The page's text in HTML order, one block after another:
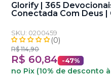
Glorify | 365
Conectada Com Deus |
SKU: 0200459
R$ 114,90
R$ 60,84 -47%
no Pix (10% de desconto